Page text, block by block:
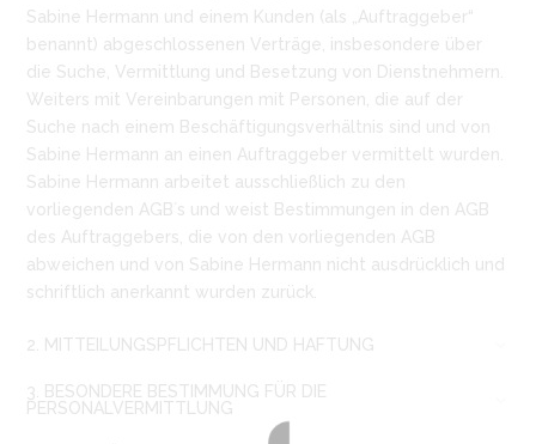
Sabine Hermann und einem Kunden (als „Auftraggeber“
benannt) abgeschlossenen Verträge, insbesondere über
die Suche, Vermittlung und Besetzung von Dienstnehmern.
Weiters mit Vereinbarungen mit Personen, die auf der
Suche nach einem Beschäftigungsverhältnis sind und von
Sabine Hermann an einen Auftraggeber vermittelt wurden.
Sabine Hermann arbeitet ausschließlich zu den
vorliegenden AGB´s und weist Bestimmungen in den AGB
des Auftraggebers, die von den vorliegenden AGB
abweichen und von Sabine Hermann nicht ausdrücklich und
schriftlich anerkannt wurden zurück.
2. MITTEILUNGSPFLICHTEN UND HAFTUNG
3. BESONDERE BESTIMMUNG FÜR DIE
PERSONALVERMITTLUNG